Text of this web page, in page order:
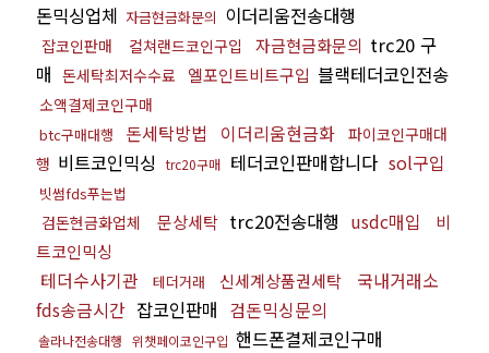
돈믹싱업체 자금현금화문의 이더리움전송대행
잡코인판매 컬쳐랜드코인구입 자금현금화문의 trc20 구
매 돈세탁최저수수료 엘포인트비트구입 블랙테더코인전송
소액결제코인구매
btc구매대행 돈세탁방법 이더리움현금화
파이코인구매대
행 비트코인믹싱 trc20구매 테더코인판매합니다 sol구입
빗썸fds푸는법
검돈현금화업체 문상세탁 trc20전송대행 usdc매입
비
트코인믹싱
테더수사기관 테더거래 신세계상품권세탁
국내거래소
fds송금시간 잡코인판매 검돈믹싱문의
솔라나전송대행 위챗페이코인구입 핸드폰결제코인구매